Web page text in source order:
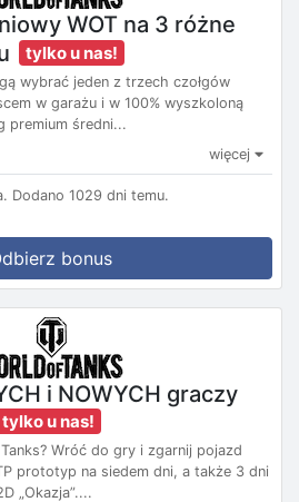
WOT na 3 różne
tylko u nas!
wybrać jeden z trzech czołgów
w garażu i w 100% wyszkoloną
premium średni...
więcej
Dodano 1029 dni temu.
bonus
i NOWYCH graczy
tylko u nas!
Wróć do gry i zgarnij pojazd
prototyp na siedem dni, a także 3 dni
„Okazja”....